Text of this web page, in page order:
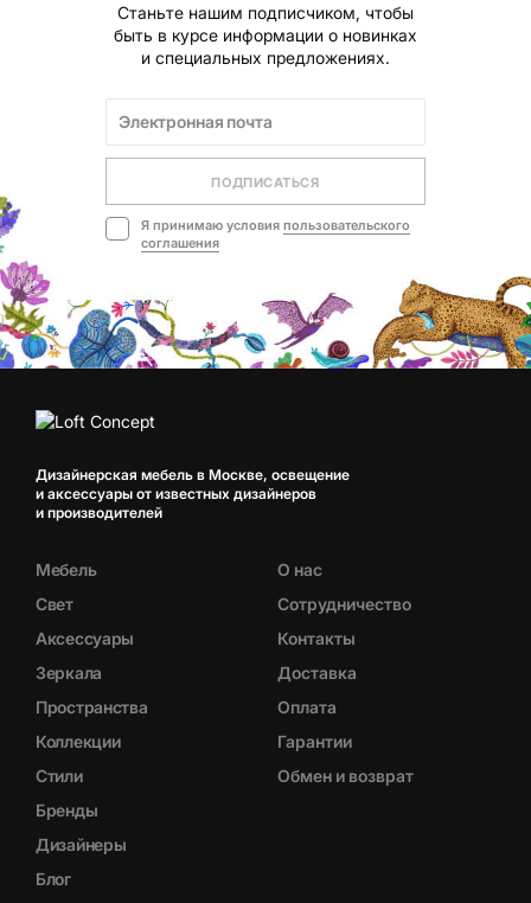
Станьте нашим подписчиком, чтобы
быть в курсе информации о новинках
и специальных предложениях.
ПОДПИСАТЬСЯ
Я принимаю условия пользовательского
соглашения
Дизайнерская мебель в Москве, освещение
и аксессуары от известных дизайнеров
и производителей
Мебель
Свет
Аксессуары
Зеркала
Пространства
Коллекции
Стили
Бренды
Дизайнеры
Блог
О нас
Сотрудничество
Контакты
Доставка
Оплата
Гарантии
Обмен и возврат